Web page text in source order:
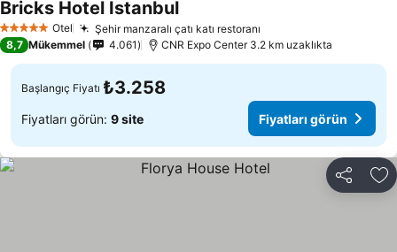
5 Yıldız Otel Şehir manzaralı çatı katı restoranı
Bricks Hotel Istanbul
8,7 Mükemmel 4.061 CNR Expo Center 3.2 km uzaklıkta
Başlangıç Fiyatı ₺3.258
Fiyatları görün: 9 site Fiyatları görün
Paylaş